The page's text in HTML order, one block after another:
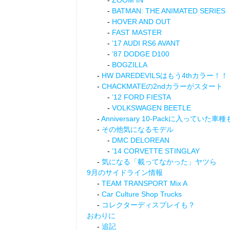
BATMAN: THE ANIMATED SERIES
HOVER AND OUT
FAST MASTER
’17 AUDI RS6 AVANT
’87 DODGE D100
BOGZILLA
HW DAREDEVILSはもう4thカラー！！
CHACKMATEの2ndカラーがスタート
’12 FORD FIESTA
VOLKSWAGEN BEETLE
Anniversary 10-Packに入っていた車種
その他気になるモデル
DMC DELOREAN
’14 CORVETTE STINGLAY
気になる「載ってなかった」ヤツら
9月のサイドライン情報
TEAM TRANSPORT Mix A
Car Culture Shop Trucks
コレクターディスプレイも？
おわりに
追記